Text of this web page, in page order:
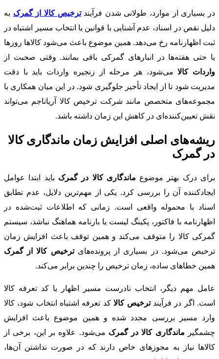
در بسیاری از موارد، طولانی شدن فرآیندترخیص کالا از گمرک به
دلیل نقص در اسناد، عدم آشنایی با قوانین یا انتخاب مسیر اشتباه در
ثبت اظهارنامه رخ می‌دهد. همین موضوع باعث می‌شود کالاها روزها
یا حتی هفته‌ها در انبارهای گمرکی باقی بمانند. وقتی صحبت از
واردات کالامی‌شود، هر مرحله از زنجیره واردات باید با دقت
مدیریت شود تا از ایجاد تأخیر جلوگیری شود. در این میان همکاری با
مجموعه‌های متخصص مانند شرکت ترخیص کالا آریاناجم می‌تواند
نقش تعیین‌کننده‌ای در کاهش این زمان داشته باشد.
ریشه‌های اصلی افزایش زمان ماندگاری کالا
در گمرک
برای درک بهتر موضوع ماندگاری کالا در گمرک باید ابتدا عوامل
ایجادکننده آن را بررسی کرد. یکی از مهم‌ترین دلایل، عدم تطابق
اسناد با محموله واقعی است. زمانی که اطلاعات ثبت‌شده در
اظهارنامه با فاکتور، پکینگ لیست یا بارنامه هماهنگ نباشد، سیستم
گمرکی کالا را متوقف می‌کند و همین توقف باعث افزایش زمان
ترخیص می‌شود. در بسیاری از پرونده‌هایترخیص کالا از گمرک
همین خطاهای ساده، زمان ترخیص را چندین برابر می‌کند.
عامل مهم دیگر، انتخاب نادرست مسیر اظهار یا کد تعرفه کالا
است. اگر در فرآیندترخیص کالاکد تعرفه اشتباه انتخاب شود، کالا
وارد مسیر بررسی مجدد شده و همین موضوع باعث افزایش
چشمگیر ماندگاری کالا در گمرک می‌شود. علاوه بر این، برخی از
کالاها نیاز به مجوزهای خاص دارند که در صورت نداشتن آن‌ها،